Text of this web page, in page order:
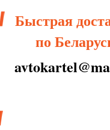
Быстрая
по